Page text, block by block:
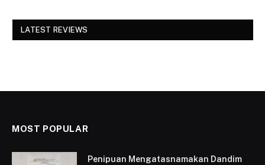
LATEST REVIEWS
MOST POPULAR
Penipuan Mengatasnamakan Dandim